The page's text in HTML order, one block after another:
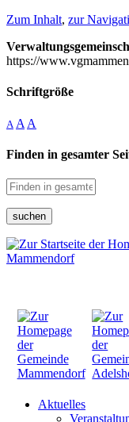
Zum Inhalt, zur
https://
Schriftgröße
A A A
Finden in gesamter
suchen
Aktuelles